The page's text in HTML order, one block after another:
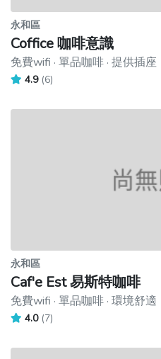
永和區
Coffice 咖啡意識
免費wifi · 單品咖啡 · 提供插座
4.9 (6)
永和區
Caf'e Est 易斯特咖啡
免費wifi · 單品咖啡 · 環境舒適
4.0 (7)